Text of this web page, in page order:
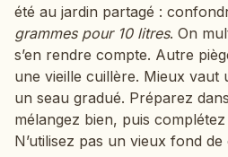
été au jardin partagé :
grammes pour 10 litres. On
s’en rendre compte. Autre
une vieille cuillère. Mieux vaut
un seau gradué. Préparez
mélangez bien, puis
N’utilisez pas un vieux fond